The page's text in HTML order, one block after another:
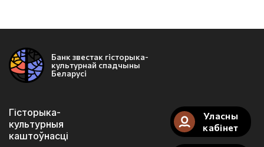
Банк звестак гісторыка-
культурнай спадчыны
Беларусі
Гісторыка-
культурныя
каштоўнасці
Уласны
кабінет